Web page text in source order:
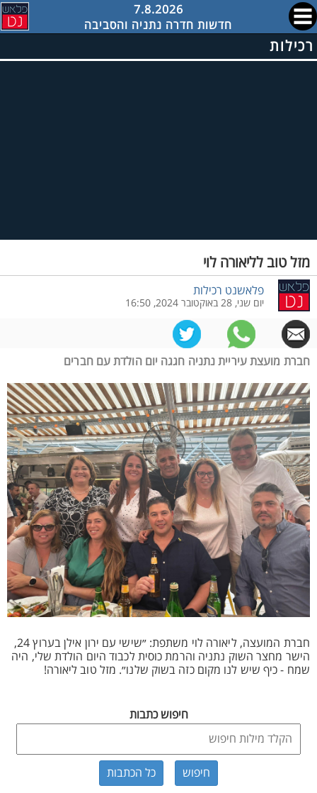
7.8.2026
חדשות חדרה נתניה והסביבה
רכילות
מזל טוב לליאורה לוי
פלאשנט רכילות
יום שני, 28 באוקטובר 2024, 16:50
חברת מועצת עיריית נתניה חגגה יום הולדת עם חברים
חברת המועצה, ליאורה לוי משתפת: ״שישי עם ירון אילן בערוץ 24,
הישר מחצר השוק נתניה והרמת כוסית לכבוד היום הולדת שלי, היה
שמח - כיף שיש לנו מקום כזה בשוק שלנו״. מזל טוב ליאורה!
חיפוש כתבות
כל הכתבות